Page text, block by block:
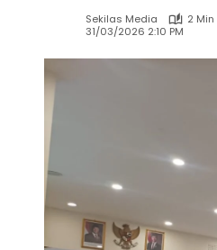
Sekilas Media
2
31/03/2026 2:10 PM